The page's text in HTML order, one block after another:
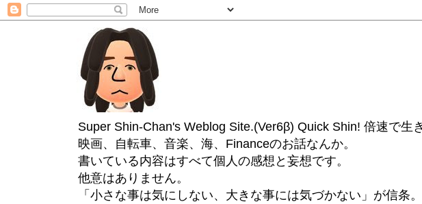
Super Shin-Chan's Weblog Site.(Ver6β) Quick Shin! 倍速で生
映画、自転車、音楽、海、Financeのお話なんか。
書いている内容はすべて個人の感想と妄想です。
他意はありません。
「小さな事は気にしない、大きな事には気づかない」が信条。